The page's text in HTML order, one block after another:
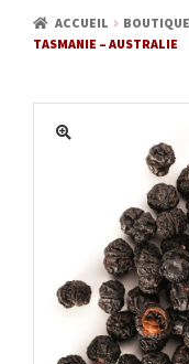
CAVE
ACTUALITÉS
MON COMPTE
ACCUEIL BOUTIQUE
TASMANIE – AUSTRALIE